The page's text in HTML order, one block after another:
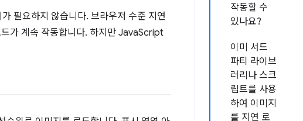
작동할 수
있나요?
이미 서드
파티 라이브
러리나 스크
립트를 사용
하여 이미지
를 지연 로
필요하지 않습니다. 브라우저 수준 지연
가 계속 작동합니다. 하지만 JavaScript